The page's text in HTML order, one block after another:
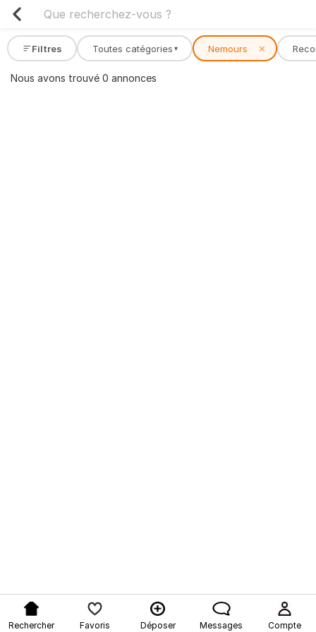
Filtres Toutes catégories ▾ Nemours ✕
Nous avons trouvé 0 annonces
Rechercher Favoris Déposer Messages Compte